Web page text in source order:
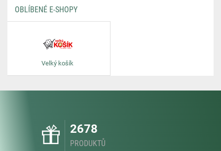
OBLÍBENÉ E-SHOPY
Velký košík
2678
PRODUKTŮ